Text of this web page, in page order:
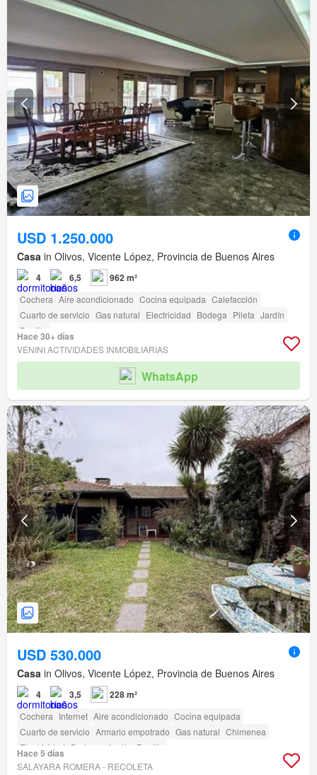
USD 1.250.000
Casa in Olivos, Vicente López, Provincia de Buenos Aires
4 6,5 962 m²
Cochera Aire acondicionado Cocina equipada Calefacción
Cuarto de servicio Gas natural Electricidad Bodega Pileta Jardín
Parrilla
Hace 30+ días
VENINI ACTIVIDADES INMOBILIARIAS
WhatsApp
USD 530.000
Casa in Olivos, Vicente López, Provincia de Buenos Aires
4 3,5 228 m²
Cochera Internet Aire acondicionado Cocina equipada
Cuarto de servicio Armario empotrado Gas natural Chimenea
Electricidad Bodega Jardín Parrilla
Hace 5 días
SALAYARA ROMERA - RECOLETA